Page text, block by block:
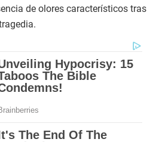
de olores característicos tras